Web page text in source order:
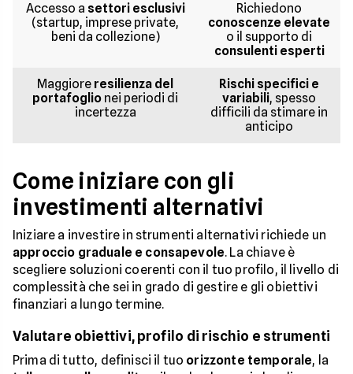
Accesso a settori esclusivi
(startup, imprese private,
beni da collezione)
Richiedono
conoscenze elevate
o il supporto di
consulenti esperti
Maggiore resilienza del
portafoglio nei periodi di
incertezza
Rischi specifici e
variabili, spesso
difficili da stimare in
anticipo
Come iniziare con gli
investimenti alternativi
Iniziare a investire in strumenti alternativi richiede un
approccio graduale e consapevole. La chiave è
scegliere soluzioni coerenti con il tuo profilo, il livello di
complessità che sei in grado di gestire e gli obiettivi
finanziari a lungo termine.
Valutare obiettivi, profilo di rischio e strumenti
Prima di tutto, definisci il tuo orizzonte temporale, la